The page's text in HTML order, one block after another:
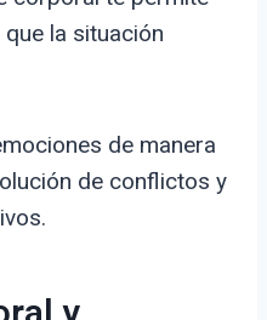
la situación
de manera
de conflictos y